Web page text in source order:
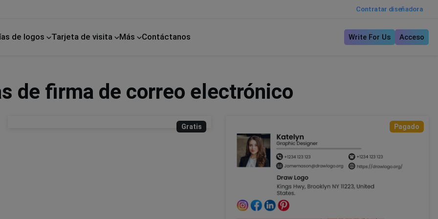
Contratar diseñadora
de logos Tarjeta de visita Más Contáctanos Write For Us Acceso
de firma de correo electrónico
Gratis Pagado